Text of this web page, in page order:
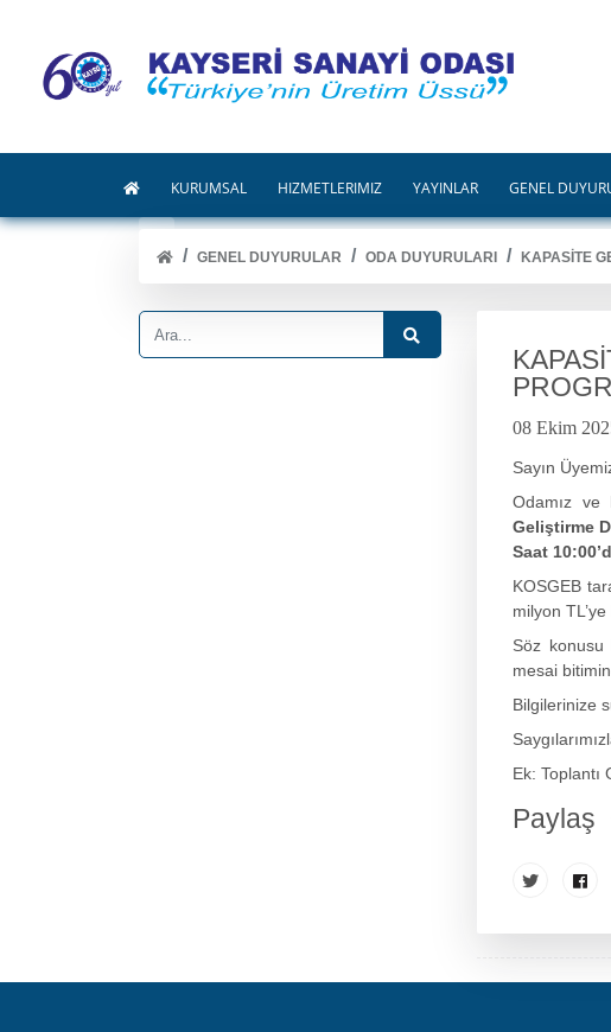
KURUMSAL HİZMETLERİMİZ YAYINLAR GENEL
GENEL DUYURULAR ODA DUYURULARI KAPASİTE
08 Ekim
Sayın
Odamız ve
Geliştirme
Saat
KOSGEB
milyon
Söz konusu
mesai
Bilgilerinize
Ek: Toplantı
Paylaş